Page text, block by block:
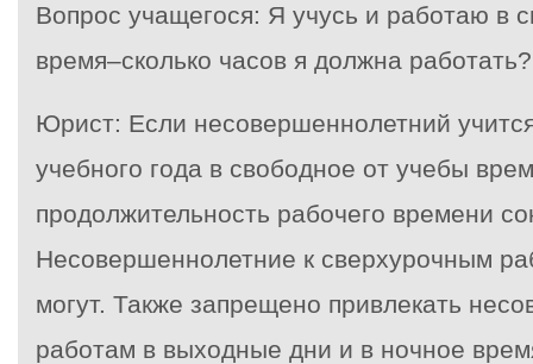
Вопрос учащегося: Я учусь и работаю в
время–сколько часов я должна работать?
Юрист: Если несовершеннолетний
учебного года в свободное от учебы
продолжительность рабочего времени
Несовершеннолетние к сверхурочным
могут. Также запрещено привлекать
работам в выходные дни и в ночное